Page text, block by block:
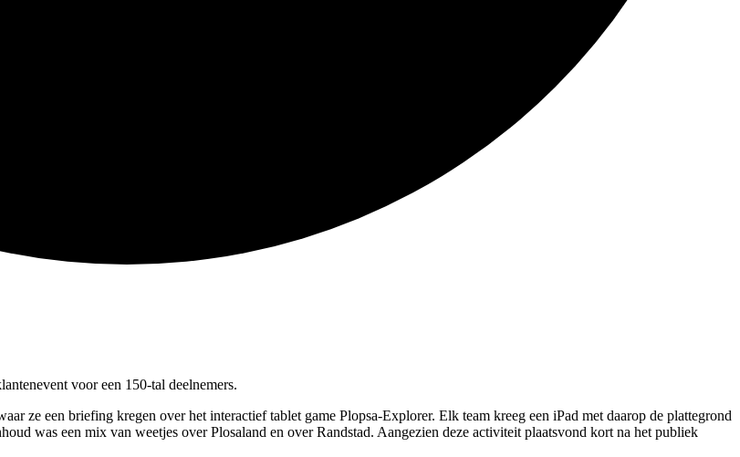
voor een 150-tal deelnemers.
ze een briefing kregen over het interactief tablet game Plopsa-Explorer. Elk team kreeg een iPad met daarop de plattegrond
was een mix van weetjes over Plosaland en over Randstad. Aangezien deze activiteit plaatsvond kort na het publiek